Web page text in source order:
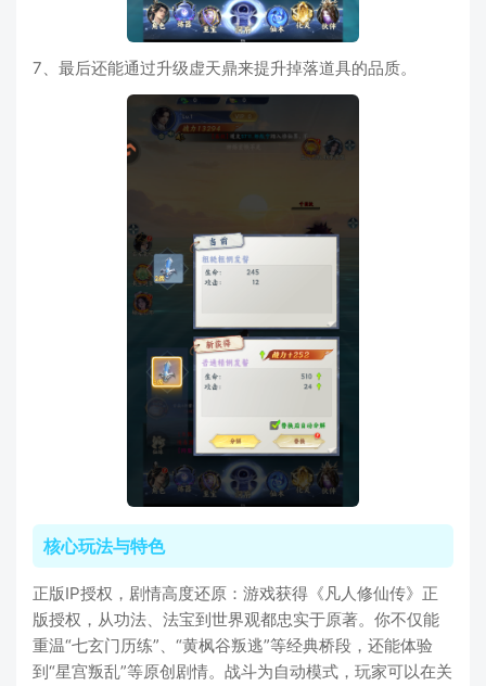
7、最后还能通过升级虚天鼎来提升掉落道具的品质。
核心玩法与特色
正版IP授权，剧情高度还原：游戏获得《凡人修仙传》正
版授权，从功法、法宝到世界观都忠实于原著。你不仅能
重温“七玄门历练”、“黄枫谷叛逃”等经典桥段，还能体验
到“星宫叛乱”等原创剧情。战斗为自动模式，玩家可以在关